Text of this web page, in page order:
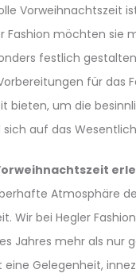
Vorweihnachtszeit
Fashion möchten sie
festlich
für das
bieten, um die
auf das
Atmosphäre
Wir bei Hegler
Jahres mehr als nur
eine Gelegenheit,